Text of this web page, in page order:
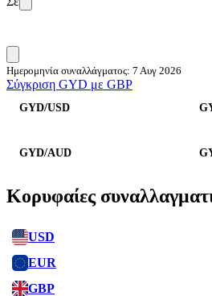
Ημερομηνία συναλλάγματος: 7 Αυγ 2026
Σύγκριση GYD με GBP
GYD/USD
GYD/AUD
Κορυφαίες
USD
EUR
GBP